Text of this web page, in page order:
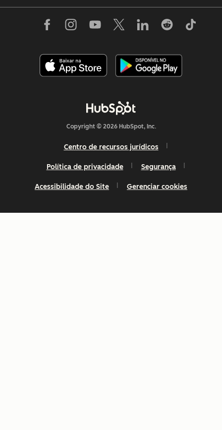
Copyright © 2026 HubSpot, Inc.
Centro de recursos jurídicos
Política de privacidade Segurança
Acessibilidade do Site Gerenciar cookies